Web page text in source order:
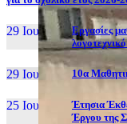
29 Ιουν, 26
Εργασίες
29 Ιουν, 26 10α
25 Ιουν, 26
Έτησια
Έργου της